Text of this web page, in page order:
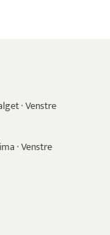
·Venstre
·Venstre